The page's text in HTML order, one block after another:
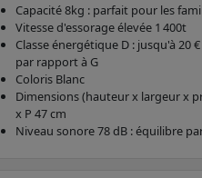
Capacité 8kg : parfait pour les
Vitesse d'essorage élevée 1 400t
Classe énergétique D : jusqu'à 20
par rapport à G
Coloris Blanc
Dimensions (hauteur x largeur x
x P 47 cm
Niveau sonore 78 dB : équilibre